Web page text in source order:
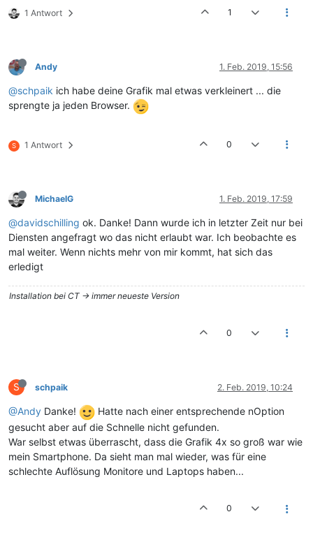
1 Antwort 1
Andy 1. Feb. 2019, 15:56
@schpaik ich habe deine Grafik mal etwas verkleinert ... die
sprengte ja jeden Browser.
S 1 Antwort 0
MichaelG 1. Feb. 2019, 17:59
@davidschilling ok. Danke! Dann wurde ich in letzter Zeit nur bei
Diensten angefragt wo das nicht erlaubt war. Ich beobachte es
mal weiter. Wenn nichts mehr von mir kommt, hat sich das
erledigt
Installation bei CT -> immer neueste Version
0
S schpaik 2. Feb. 2019, 10:24
@Andy Danke!
Hatte nach einer entsprechende nOption
gesucht aber auf die Schnelle nicht gefunden.
War selbst etwas überrascht, dass die Grafik 4x so groß war wie
mein Smartphone. Da sieht man mal wieder, was für eine
schlechte Auflösung Monitore und Laptops haben...
0